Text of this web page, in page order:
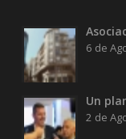
6 de
Un
2 de